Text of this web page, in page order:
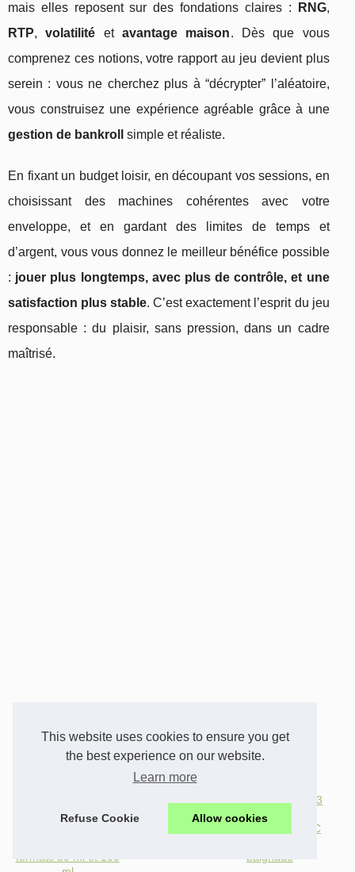
This website uses cookies to ensure you get
the best experience on our website.
Learn more
Refuse Cookie Allow cookies
mais elles reposent sur des fondations claires :
RNG,
RTP,volatilité etavantage maison. Dès que vous
comprenez ces notions, votre rapport au jeu devient plus
serein : vous ne cherchez plus à “décrypter” l’aléatoire,
vous construisez une expérience agréable grâce à une
gestion de bankroll
simple et réaliste.
En fixant un budget loisir, en découpant vos sessions, en
choisissant des machines cohérentes avec votre
enveloppe, et en gardant des limites de temps et
d’argent, vous vous donnez le meilleur bénéfice possible
: jouer plus longtemps, avec plus de contrôle, et une
satisfaction plus stable. C’est exactement l’esprit du jeu
responsable : du plaisir, sans pression, dans un cadre
maîtrisé.
chère : le bon plan
formats 50 ml et 100
Chauffage piscine : 3
solutions efficaces
pour atteindre 28 °C
baignade